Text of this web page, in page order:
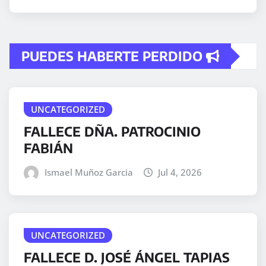
PUEDES HABERTE PERDIDO
UNCATEGORIZED
FALLECE DÑA. PATROCINIO
FABIÁN
Ismael Muñoz Garcia Jul 4, 2026
UNCATEGORIZED
FALLECE D. JOSÉ ÁNGEL TAPIAS